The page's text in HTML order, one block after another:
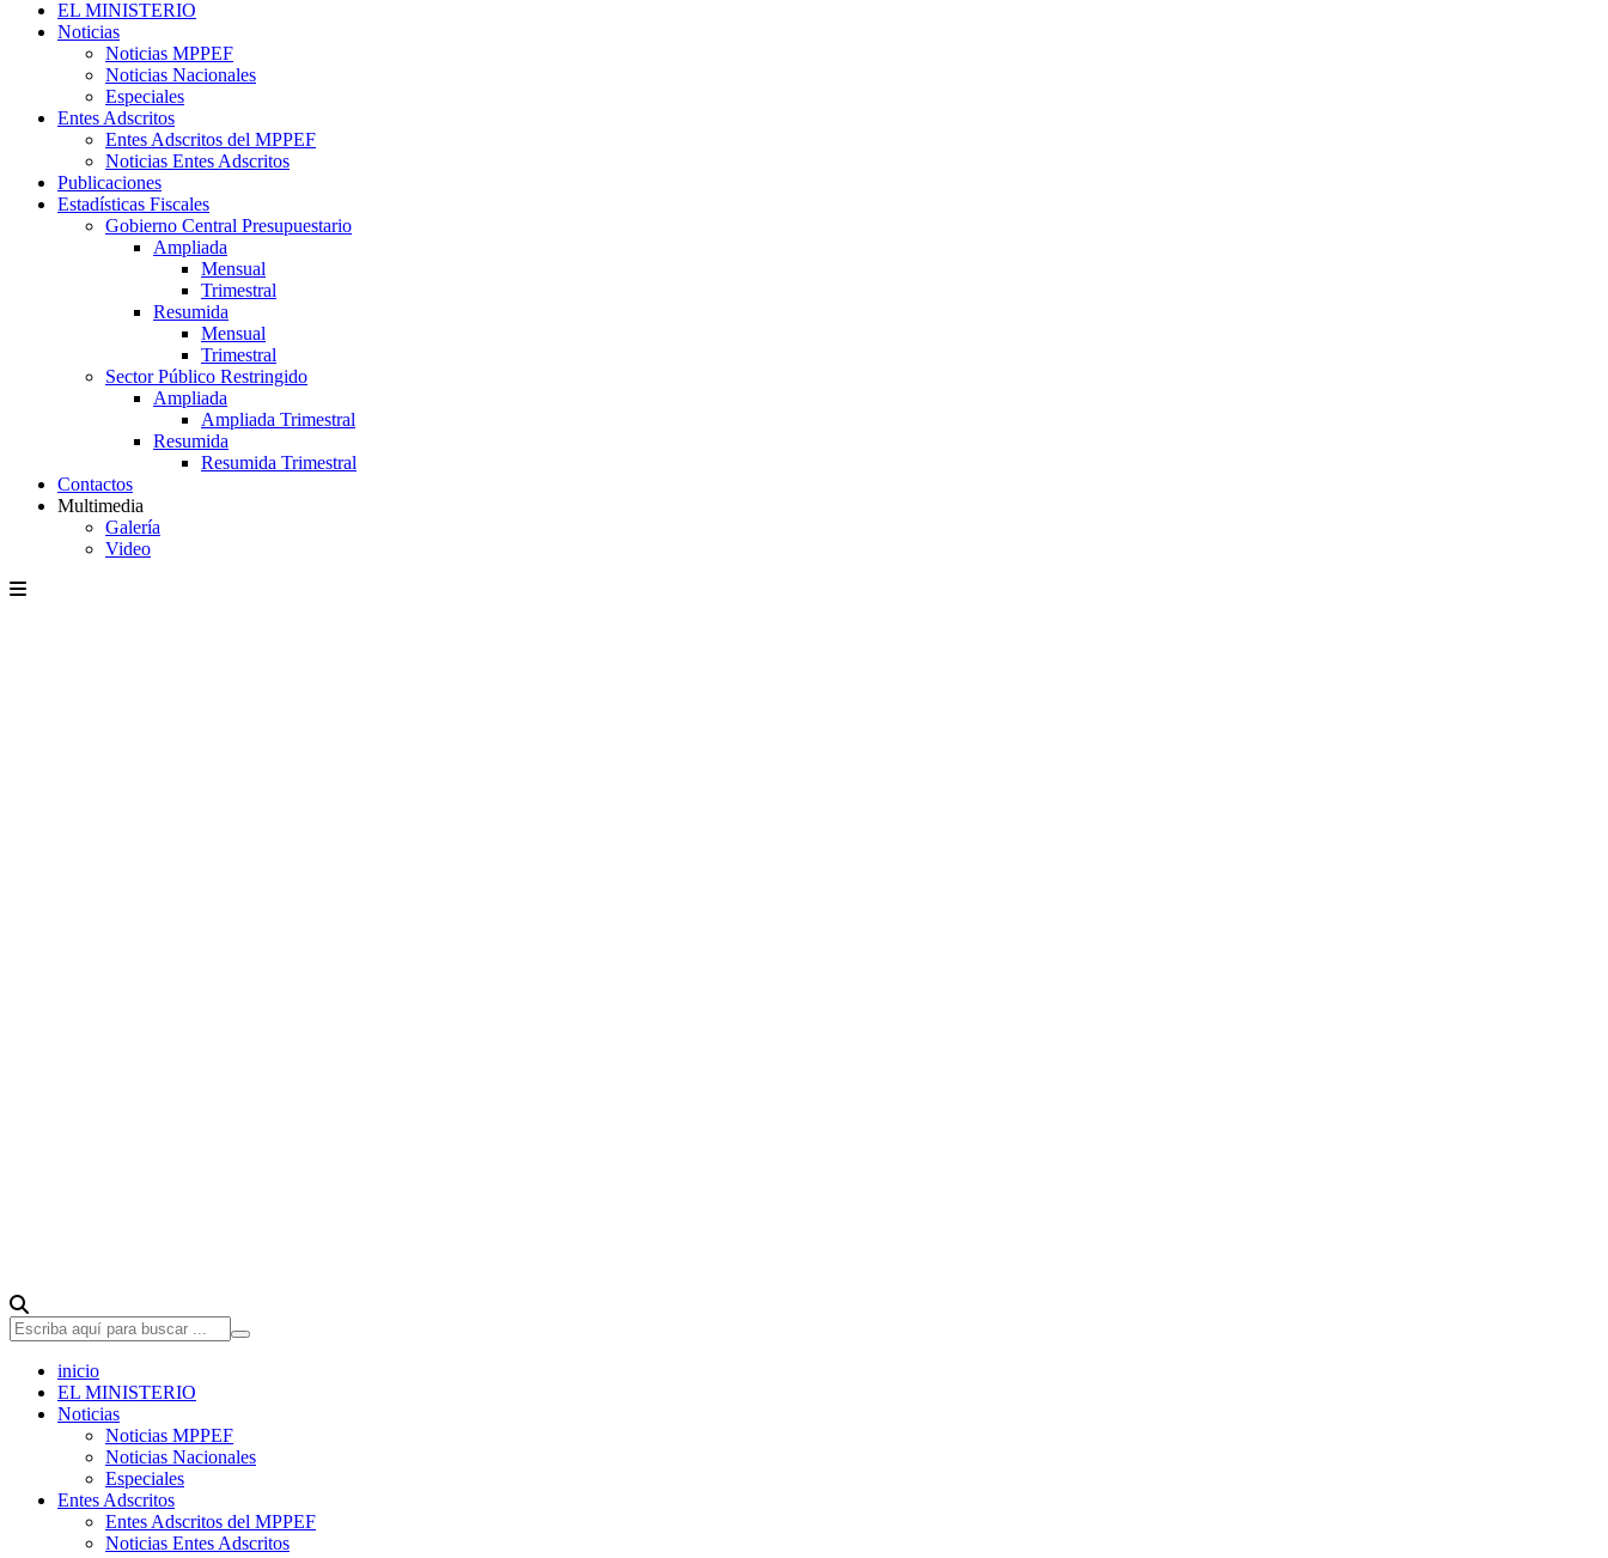
EL MINISTERIO
Noticias
Noticias MPPEF
Noticias Nacionales
Especiales
Entes Adscritos
Entes Adscritos del MPPEF
Noticias Entes Adscritos
Publicaciones
Estadísticas Fiscales
Gobierno Central Presupuestario
Ampliada
Mensual
Trimestral
Resumida
Mensual
Trimestral
Sector Público Restringido
Ampliada
Ampliada Trimestral
Resumida
Resumida Trimestral
Contactos
Multimedia
Galería
Video
inicio
EL MINISTERIO
Noticias
Noticias MPPEF
Noticias Nacionales
Especiales
Entes Adscritos
Entes Adscritos del MPPEF
Noticias Entes Adscritos